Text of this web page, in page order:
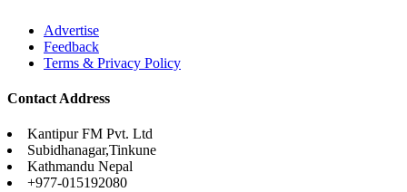
Advertise
Feedback
Terms & Privacy Policy
Contact Address
Kantipur FM Pvt. Ltd
Subidhanagar,Tinkune
Kathmandu Nepal
+977-015192080